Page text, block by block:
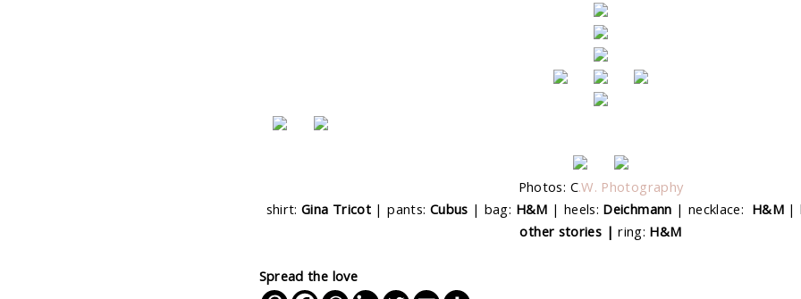
Photos: C.W. Photography
shirt:Gina Tricot | pants: Cubus | bag: H&M | heels: Deichmann | necklace: H&M|
other stories |ring: H&M
Spread the love